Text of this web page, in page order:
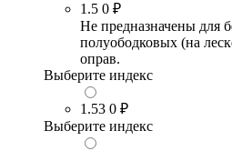
1.5 0 ₽
Не предназначены для
полуободковых (на
оправ.
Выберите индекс
1.53 0 ₽
Выберите индекс